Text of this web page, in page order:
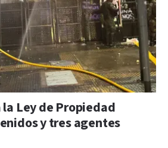
Ley de Propiedad
y tres agentes